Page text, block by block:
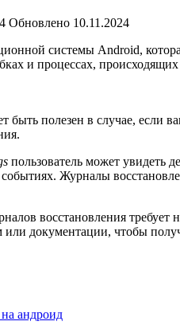
Обновлено 10.11.2024
системы Android,
и процессах, происходящих
быть полезен в случае, если
пользователь может увидеть
Журналы
восстановления
или документации, чтобы
андроид